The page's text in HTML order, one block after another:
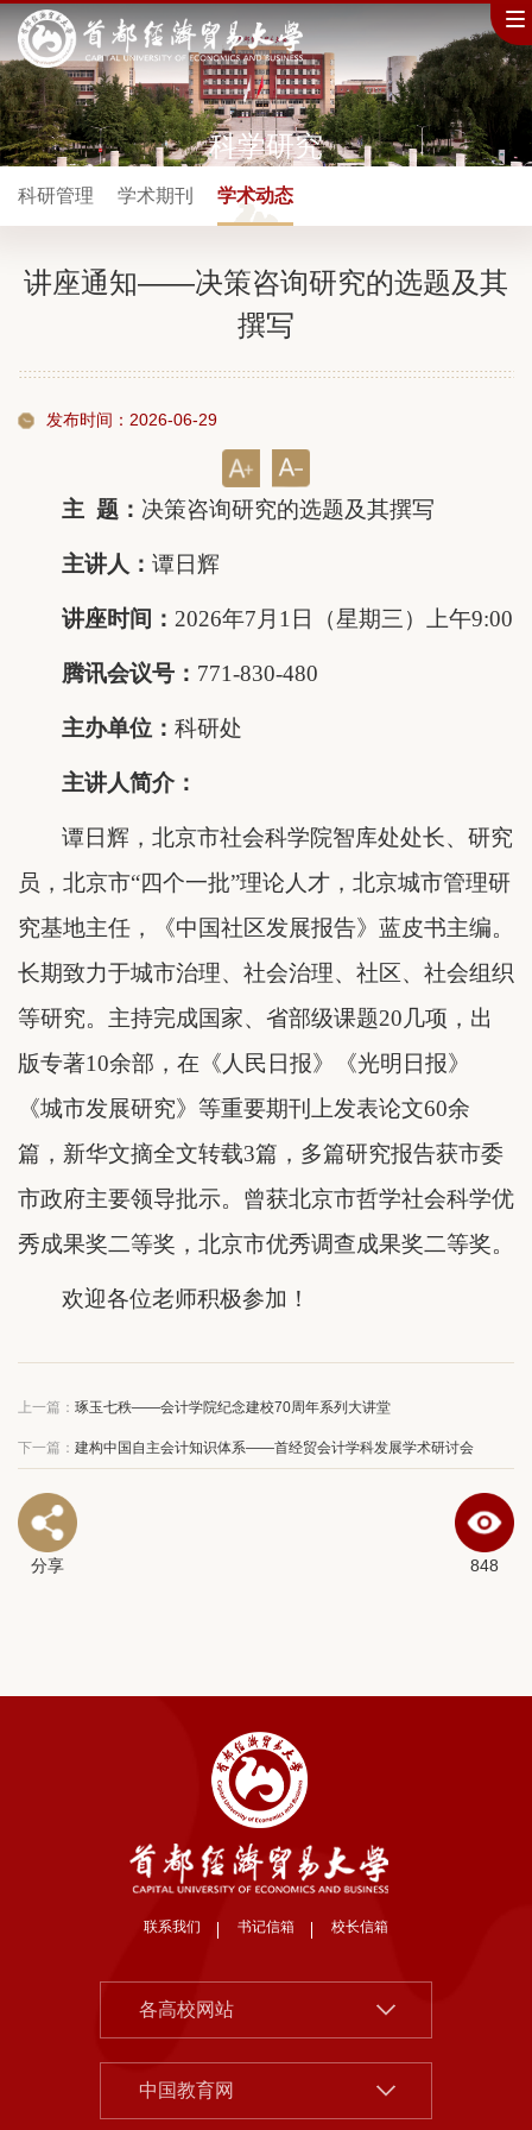
科学研究
科研管理 学术期刊 学术动态
讲座通知——决策咨询研究的选题及其
撰写
发布时间：2026-06-29
主 题： 决策咨询研究的选题及其撰写
主讲人： 谭日辉
讲座时间： 2026年7月1日（星期三）上午9:00
腾讯会议号： 771-830-480
主办单位： 科研处
主讲人简介：
谭日辉， 北京市社会科学院智库处处长、研究
员，北京市“四个一批”理论人才，北京城市管理研
究基地主任，《中国社区发展报告》蓝皮书主编。
长期致力于城市治理、社会治理、社区、社会组织
等研究。主持完成国家、省部级课题20几项，出
版专著10余部，在《人民日报》《光明日报》
《城市发展研究》等重要期刊上发表论文60余
篇，新华文摘全文转载3篇，多篇研究报告获市委
市政府主要领导批示。曾获北京市哲学社会科学优
秀成果奖二等奖，北京市优秀调查成果奖二等奖。
欢迎各位老师积极参加！
上一篇： 琢玉七秩——会计学院纪念建校70周年系列大讲堂
下一篇： 建构中国自主会计知识体系——首经贸会计学科发展学术研讨会
分享 848
各高校网站
北京大学
清华大学
中国人民大学
中国教育网
中国社会科学院
北京市教委
联系我们 书记信箱 校长信箱